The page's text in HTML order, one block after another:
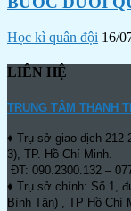
Học kì quân đội 16/
LIÊN HỆ
TRUNG TÂM THANH
♦ Trụ sở giao dịch
3), TP. Hồ Chí Minh.
ĐT: 090.2300.132 –
♦ Trụ sở chính: Số 1,
Bình Tân) , TP Hồ Chí